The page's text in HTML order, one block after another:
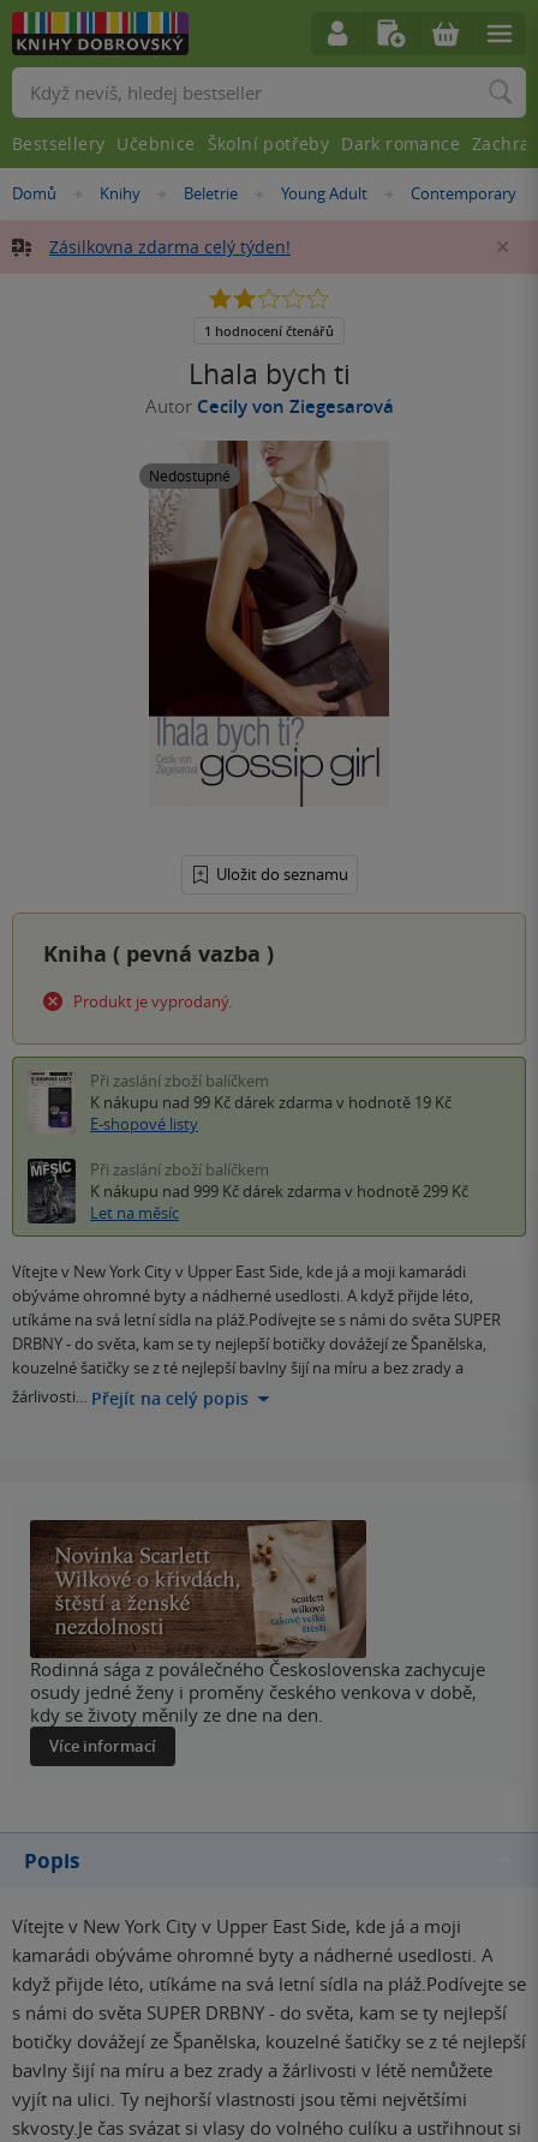
Nacházíte
zde:
Domů »
Knihy »
Beletrie »
Young Adult »
Contemporary
Zásilkovna zdarma celý týden!
Lhala bych ti
Autor Cecily von Ziegesarová
Nedostupné
Uložit do seznamu
2.0
5
1 hodnocení čtenářů
Kniha ( pevná vazba )
Produkt je vyprodaný.
Při zaslání zboží balíčkem
K nákupu nad 99 Kč dárek zdarma v hodnotě 19 Kč
E-shopové listy
Při zaslání zboží balíčkem
K nákupu nad 999 Kč dárek zdarma v hodnotě 299 Kč
Let na měsíc
Vítejte v New York City v Upper East Side, kde já a moji kamarádi
obýváme ohromné byty a nádherné usedlosti. A když přijde léto,
utíkáme na svá letní sídla na pláž.Podívejte se s námi do světa SUPER
DRBNY - do světa, kam se ty nejlepší botičky dovážejí ze Španělska,
kouzelné šatičky se z té nejlepší bavlny šijí na míru a bez zrady a
žárlivosti… Přejít na celý popis
Rodinná sága z poválečného Československa zachycuje
osudy jedné ženy i proměny českého venkova v době,
kdy se životy měnily ze dne na den.
Více informací
Popis
Vítejte v New York City v Upper East Side, kde já a moji
kamarádi obýváme ohromné byty a nádherné usedlosti. A
když přijde léto, utíkáme na svá letní sídla na pláž.Podívejte se
s námi do světa SUPER DRBNY - do světa, kam se ty nejlepší
botičky dovážejí ze Španělska, kouzelné šatičky se z té nejlepší
bavlny šijí na míru a bez zrady a žárlivosti v létě nemůžete
vyjít na ulici. Ty nejhorší vlastnosti jsou těmi největšími
skvosty.Je čas svázat si vlasy do volného culíku a ustřihnout si
Vyhledávání
Bestsellery Učebnice Školní potřeby Dark romance